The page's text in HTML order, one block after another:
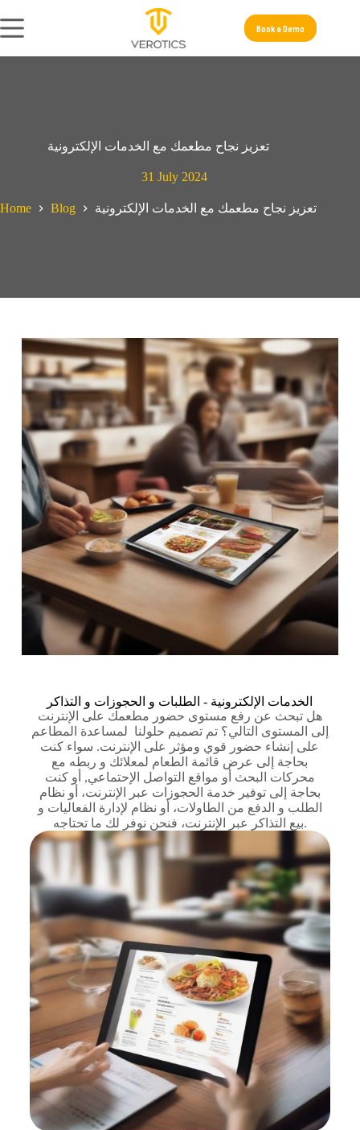
Book a Demo
تعزيز نجاح مطعمك مع الخدمات الإلكترونية
31 July 2024
Home Blog تعزيز نجاح مطعمك مع الخدمات الإلكترونية
الخدمات الإلكترونية - الطلبات و الحجوزات و التذاكر
هل تبحث عن رفع مستوى حضور مطعمك على الإنترنت
إلى المستوى التالي؟ تم تصميم حلولنا لمساعدة المطاعم
على إنشاء حضور قوي ومؤثر على الإنترنت. سواء كنت
بحاجة إلى عرض قائمة الطعام لمعلائك و ربطه مع
محركات البحث أو مواقع التواصل الإحتماعي, أو كنت
بحاجة إلى توفير خدمة الحجوزات عبر الإنترنت، أو نظام
الطلب و الدفع من الطاولات، أو نظام لإدارة الفعاليات و
بيع التذاكر عبر الإنترنت، فنحن نوفر لك ما تحتاجه.